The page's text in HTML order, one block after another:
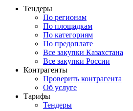
Тендеры
По регионам
По площадкам
По категориям
По предоплате
Все закупки Казахстана
Все закупки России
Контрагенты
Проверить контрагента
Об услуге
Тарифы
Тендеры